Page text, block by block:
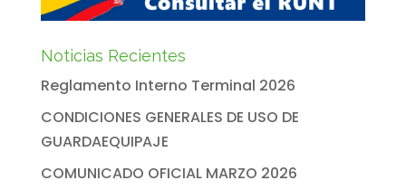
Noticias Recientes
Reglamento Interno Terminal 2026
CONDICIONES GENERALES DE USO DE
GUARDAEQUIPAJE
COMUNICADO OFICIAL MARZO 2026